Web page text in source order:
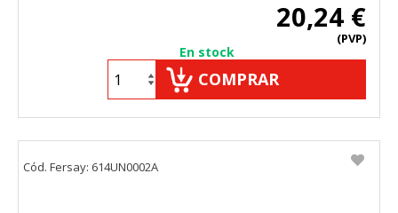
20,24 €
(PVP)
En stock
COMPRAR
Cód. Fersay: 614UN0002A